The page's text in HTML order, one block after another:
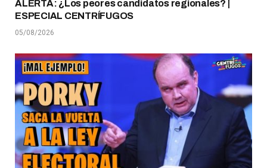
ALERTA: ¿Los peores candidatos regionales? |
ESPECIAL CENTRÍFUGOS
05/08/2026